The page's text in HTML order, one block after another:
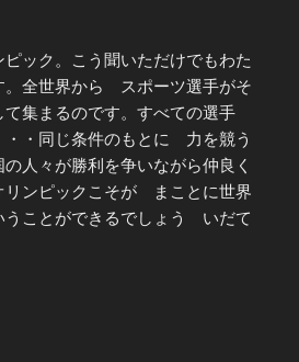
ック。こう聞いただけでもわた
。全世界から スポーツ選手がそ
集まるのです。すべての選手
・同じ条件のもとに 力を競う
人々が勝利を争いながら仲良く
ンピックこそが まことに世界
うことができるでしょう いだて